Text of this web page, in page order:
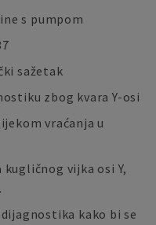
s pumpom
sažetak
zbog kvara Y-osi
vraćanja u
vijka osi Y,
kako bi se